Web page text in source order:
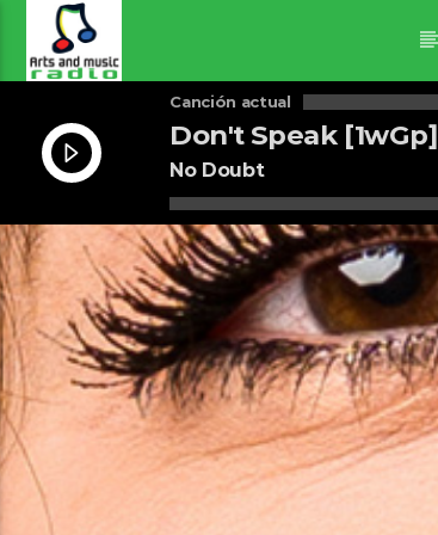
Canción actual
Don't Speak [1wGp]
No Doubt